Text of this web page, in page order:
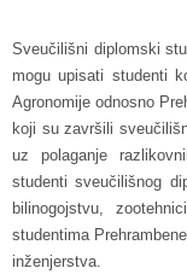
Sveučilišni diplomski
mogu upisati studenti
Agronomije odnosno
koji su završili
uz polaganje
studenti sveučilišnog
bilinogojstvu,
studentima
inženjerstva.